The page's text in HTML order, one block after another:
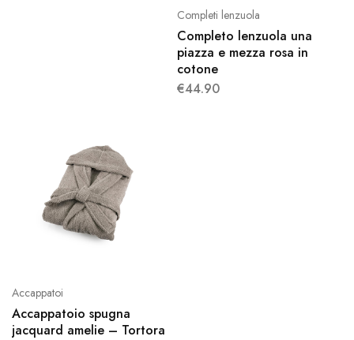
Completi lenzuola
Completo lenzuola una
piazza e mezza rosa in
cotone
€44.90
Accappatoi
Accappatoio spugna
jacquard amelie – Tortora